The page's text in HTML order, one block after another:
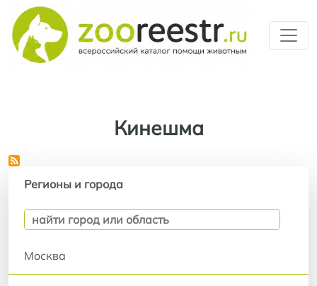
Кинешма
Регионы и города
Москва